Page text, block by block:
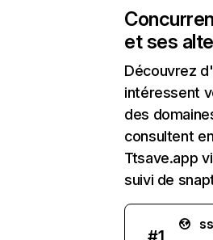
et ses
Découvrez
intéressent
des
consultent
Ttsave.app
suivi de